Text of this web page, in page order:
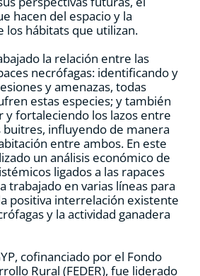
hacen del espacio y la
los hábitats que utilizan.
la relación entre las
necrófagas: identificando y
y amenazas, todas
estas especies; y también
y fortaleciendo los lazos entre
buitres, influyendo de manera
entre ambos. En este
un análisis económico de
ligados a las rapaces
trabajado en varias líneas para
positiva interrelación existente
y la actividad ganadera
cofinanciado por el Fondo
Rural (FEDER), fue liderado